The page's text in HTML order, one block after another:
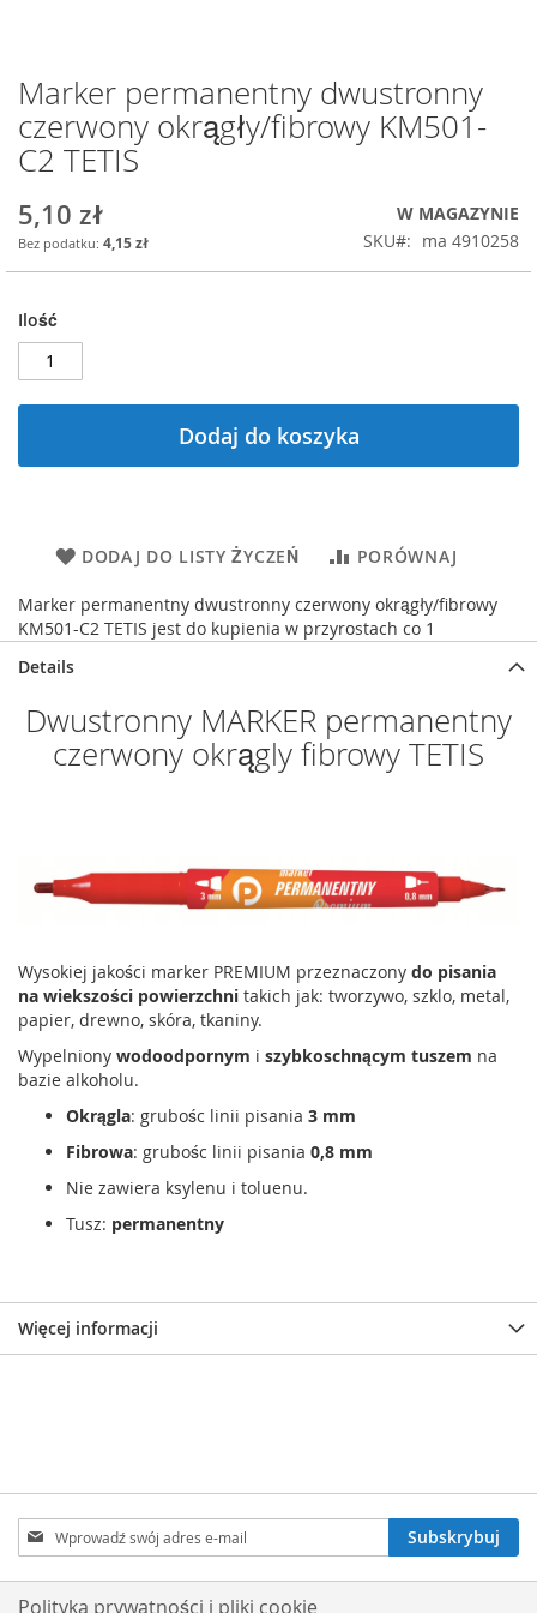
Przejdź
na
początek
galerii
Marker permanentny dwustronny
czerwony okrągły/fibrowy KM501-
C2 TETIS
5,10 zł
4,15 zł
W MAGAZYNIE
SKU
ma 4910258
Ilość
Dodaj do koszyka
DODAJ DO LISTY ŻYCZEŃ PORÓWNAJ
Marker permanentny dwustronny czerwony okrągły/fibrowy
KM501-C2 TETIS jest do kupienia w przyrostach co 1
Details
Dwustronny MARKER permanentny
czerwony okrągly fibrowy TETIS
Wysokiej jakości marker PREMIUM przeznaczony do pisania
na wiekszości powierzchni takich jak: tworzywo, szklo, metal,
papier, drewno, skóra, tkaniny.
Wypelniony wodoodpornym i szybkoschnącym tuszem na
bazie alkoholu.
Okrągla: grubośc linii pisania 3 mm
Fibrowa: grubośc linii pisania 0,8 mm
Nie zawiera ksylenu i toluenu.
Tusz: permanentny
Więcej informacji
Subskrybuj
nasz
newsletter:
Subskrybuj
Polityka prywatności i pliki cookie